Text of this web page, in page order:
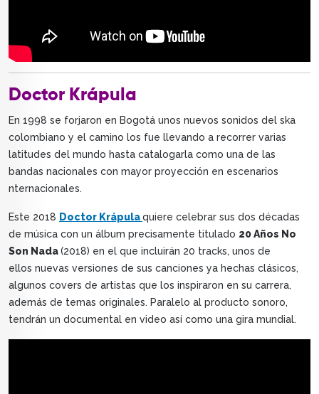
Doctor Krápula
En 1998 se forjaron en Bogotá unos nuevos sonidos del ska
colombiano y el camino los fue llevando a recorrer varias
latitudes del mundo hasta catalogarla como una de las
bandas nacionales con mayor proyección en escenarios
nternacionales.
Este 2018 Doctor Krápulaquiere celebrar sus dos décadas
de música con un álbum precisamente titulado 20 Años No
Son Nada(2018) en el que incluirán 20 tracks, unos de
ellos nuevas versiones de sus canciones ya hechas clásicos,
algunos covers de artistas que los inspiraron en su carrera,
además de temas originales. Paralelo al producto sonoro,
tendrán un documental en video así como una gira mundial.